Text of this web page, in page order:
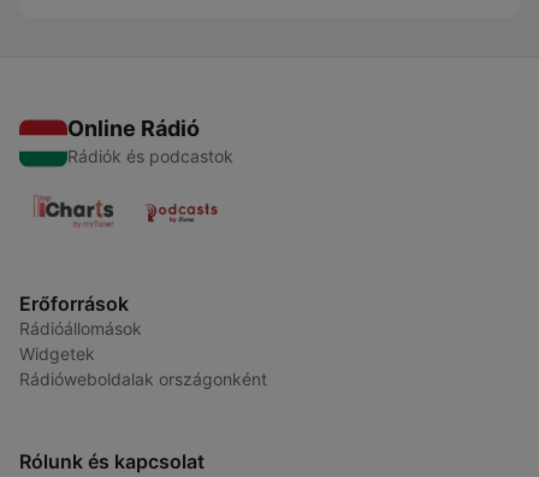
Online Rádió
Rádiók és podcastok
Erőforrások
Rádióállomások
Widgetek
Rádióweboldalak országonként
Rólunk és kapcsolat